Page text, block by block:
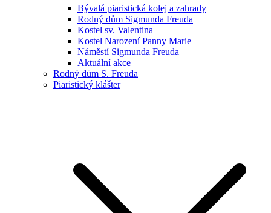
Bývalá piaristická kolej a zahrady
Rodný dům Sigmunda Freuda
Kostel sv. Valentina
Kostel Narození Panny Marie
Náměstí Sigmunda Freuda
Aktuální akce
Rodný dům S. Freuda
Piaristický klášter